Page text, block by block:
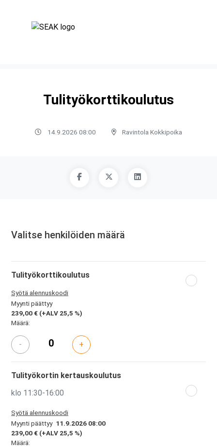
Tulityökorttikoulutus
14.9.2026 08:00 Ravintola Kokkipoika
Valitse henkilöiden määrä
Tulityökorttikoulutus
Syötä alennuskoodi
Myynti päättyy
239,00 € (+ALV 25,5 %)
Määrä:
- +
Tulityökortin kertauskoulutus
klo 11:30-16:00
Syötä alennuskoodi
Myynti päättyy 11.9.2026 08:00
239,00 € (+ALV 25,5 %)
Määrä: